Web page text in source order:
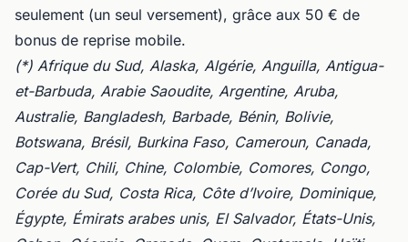
seulement (un seul versement), grâce aux 50 € de
bonus de reprise mobile.
(*) Afrique du Sud, Alaska, Algérie, Anguilla, Antigua-
et-Barbuda, Arabie Saoudite, Argentine, Aruba,
Australie, Bangladesh, Barbade, Bénin, Bolivie,
Botswana, Brésil, Burkina Faso, Cameroun, Canada,
Cap-Vert, Chili, Chine, Colombie, Comores, Congo,
Corée du Sud, Costa Rica, Côte d’Ivoire, Dominique,
Égypte, Émirats arabes unis, El Salvador, États-Unis,